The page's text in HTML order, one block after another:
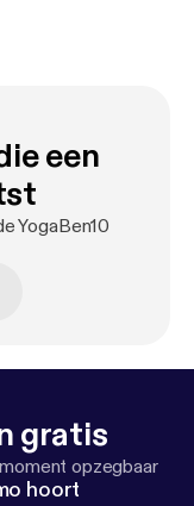
een
YogaBen10
gratis
opzegbaar
hoort